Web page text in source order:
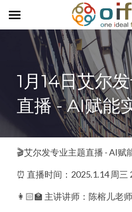
首页
关于我们
服务内容
商业活动讯息
台湾全球天赋研究协会
天赋研究咨询团队
连络我们
1月14日艾尔
直播 - AI赋能
🎬艾尔发专业主题直播 - AI赋
⏰ 直播时间：2025.1.14 周三
👩🏻‍🏫 主讲讲师：陈榕儿老师